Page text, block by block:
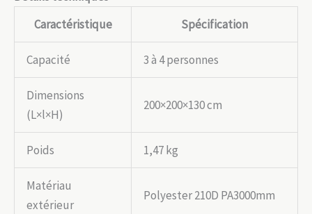
Caractéristique
Spécification
Capacité 3 à 4 personnes
Dimensions
(L×l×H)
200×200×130 cm
Poids 1,47 kg
Matériau
extérieur
Polyester 210D PA3000mm